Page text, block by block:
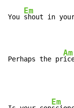
You
Em
shout in
Perhaps the pr
Am
Em